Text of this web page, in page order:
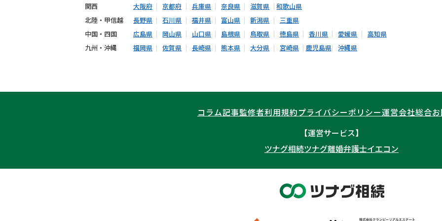
関西 大阪府 京都府 兵庫県 奈良県 滋賀県
和歌山県
北陸・甲信越
長野県 石川県 福井県 富山県 新潟県
三重県
中国・四国
広島県 岡山県 山口県 島根県 鳥取県 徳島県 香川県 愛媛県
高知県
九州・沖縄
福岡県 佐賀県 長崎県 熊本県 大分県 宮崎県 鹿児島県 沖縄県
コラム記事監修者利用規約プライバシーポリシー運営会社総合
【運営サービス】
ツナグ相続ツナグ離婚弁護士イエコン